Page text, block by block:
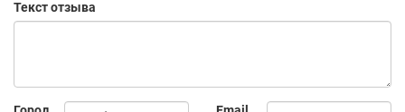
Текст отзыва